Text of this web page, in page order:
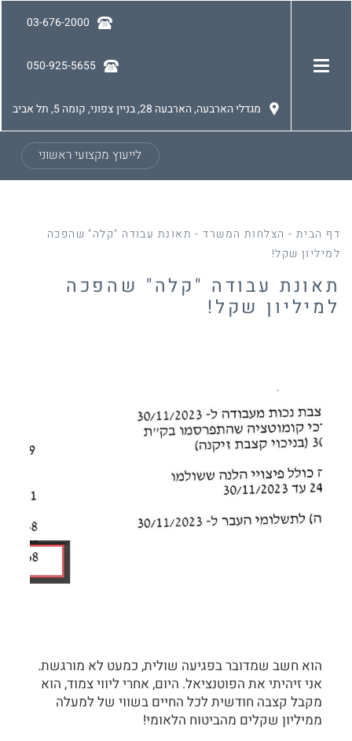
03-676-2000
050-925-5655
מגדלי הארבעה, הארבעה 28, בניין צפוני, קומה 5, תל אביב
לייעוץ מקצועי ראשוני
דף הבית - הצלחות המשרד- תאונת עבודה "קלה" שהפכה
למיליון שקל!
תאונת עבודה "קלה" שהפכה
למיליון שקל!
הוא חשב שמדובר בפגיעה שולית, כמעט לא מורגשת.
אני זיהיתי את הפוטנציאל. היום, אחרי ליווי צמוד, הוא
מקבל קצבה חודשית לכל החיים בשווי של למעלה
ממיליון שקלים מהביטוח הלאומי!